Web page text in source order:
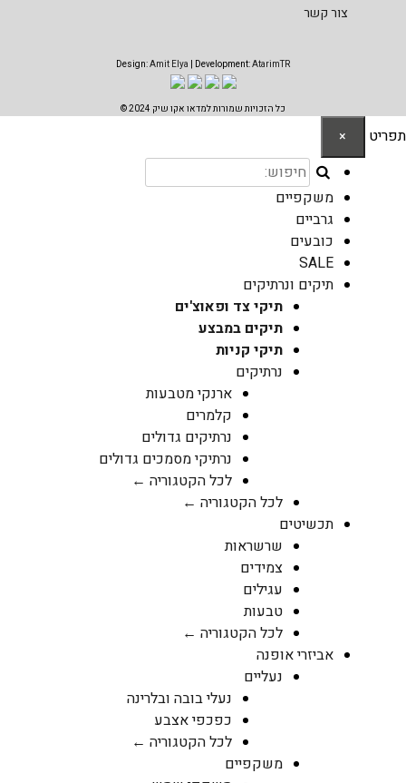
צור קשר
Design:Amit Elya | Development:AtarimTR
כל הזכויות שמורות למדאו אקו שיק 2024 ©
תפריט ×
משקפיים
גרביים
כובעים
SALE
תיקים ונרתיקים
תיקי צד ופאוצ'ים
תיקים במבצע
תיקי קניות
נרתיקים
ארנקי מטבעות
קלמרים
נרתיקים גדולים
נרתיקי מסמכים גדולים
לכל הקטגוריה ←
לכל הקטגוריה ←
תכשיטים
שרשראות
צמידים
עגילים
טבעות
לכל הקטגוריה ←
אביזרי אופנה
נעליים
נעלי בובה ובלרינה
כפכפי אצבע
לכל הקטגוריה ←
משקפיים